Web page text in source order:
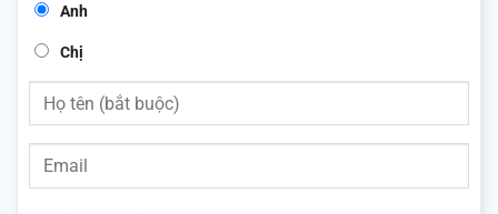
Anh
Chị